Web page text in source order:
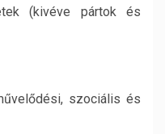
(kivéve pártok és
szociális és